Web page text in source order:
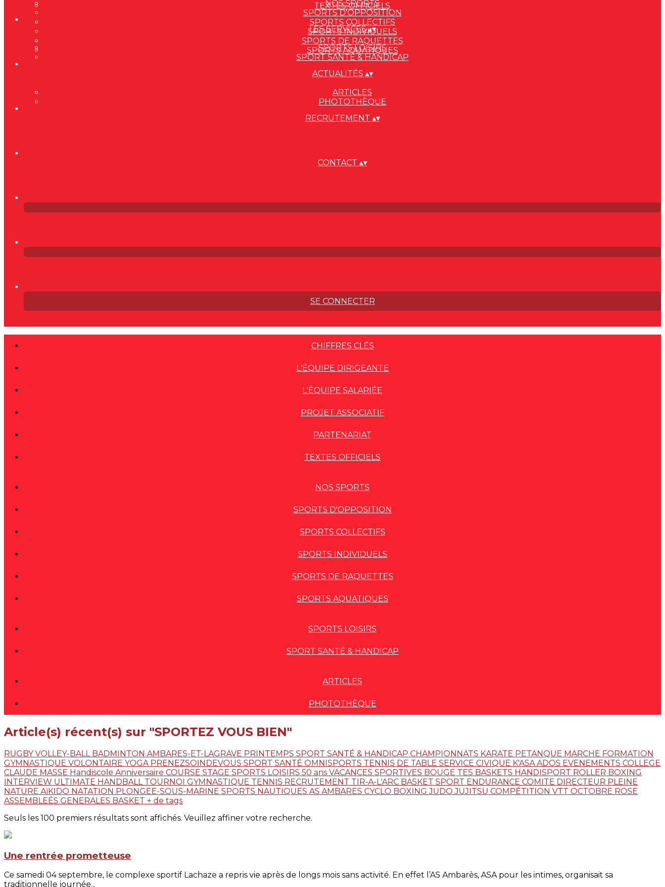
TEXTES OFFICIELS
NOS SPORTS
SPORTS D'OPPOSITION
SPORTS COLLECTIFS
SPORTS INDIVIDUELS
SPORTS DE RAQUETTES
SPORTS AQUATIQUES
LES SERVICES▴▾
SPORTS LOISIRS
SPORT SANTÉ & HANDICAP
ACTUALITÉS ▴▾
ARTICLES
PHOTOTHÈQUE
RECRUTEMENT ▴▾
CONTACT ▴▾
SE CONNECTER
CHIFFRES CLÉS
L'ÉQUIPE DIRIGEANTE
L'ÉQUIPE SALARIÉE
PROJET ASSOCIATIF
PARTENARIAT
TEXTES OFFICIELS
NOS SPORTS
SPORTS D'OPPOSITION
SPORTS COLLECTIFS
SPORTS INDIVIDUELS
SPORTS DE RAQUETTES
SPORTS AQUATIQUES
SPORTS LOISIRS
SPORT SANTÉ & HANDICAP
ARTICLES
PHOTOTHÈQUE
Article(s) récent(s) sur "SPORTEZ VOUS BIEN"
RUGBYVOLLEY-BALL BADMINTON AMBARES-ET-LAGRAVE PRINTEMPS SPORT SANTÉ & HANDICAP CHAMPIONNATS KARATE PETANQUE MARCHE FORMATION
GYMNASTIQUE VOLONTAIRE YOGA PRENEZSOINDEVOUS SPORT SANTÉ OMNISPORTS TENNIS DE TABLE SERVICE CIVIQUE K'ASA ADOS EVENEMENTS COLLEGE
CLAUDE MASSE Handiscole Anniversaire COURSE STAGE SPORTS LOISIRS 50 ans VACANCES SPORTIVES BOUGE TES BASKETS HANDISPORT ROLLER BOXING
INTERVIEW ULTIMATE HANDBALL TOURNOI GYMNASTIQUE TENNIS RECRUTEMENT TIR-A-L'ARC BASKET SPORT ENDURANCE COMITE DIRECTEUR PLEINE
NATURE AïKIDO NATATION PLONGEE-SOUS-MARINE SPORTS NAUTIQUES AS AMBARES CYCLO BOXINGJUDO JUJITSU COMPÉTITION VTT OCTOBRE ROSE
ASSEMBLEÉS GENERALES BASKET + de tags
Seuls les 100 premiers résultats sont affichés. Veuillez affiner votre recherche.
Une rentrée prometteuse
Ce samedi 04 septembre, le complexe sportif Lachaze a repris vie après de longs mois sans activité. En effet l’AS Ambarès, ASA pour les intimes, organisait sa
traditionnelle journée...